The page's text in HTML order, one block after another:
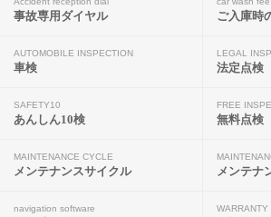
事故専用ダイヤル ご入庫時
AUTOMOBILE INSPECTION
車検
LEGAL
法定点検
SAFETY10
あんしん10検
FREE
無料点検
MAINTENANCE CYCLE
メンテナンスサイクル メンテナ
navigation software WARRANTY